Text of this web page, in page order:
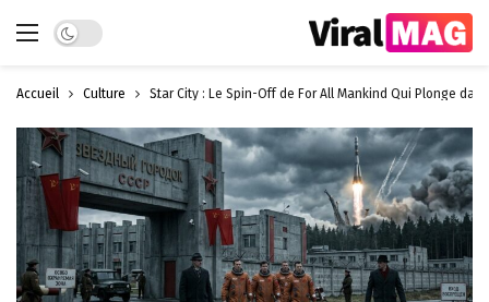
Dark mode
Accueil Culture Star City : Le Spin-Off de For All Mankind Qui Plonge dans